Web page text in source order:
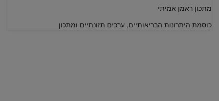
מתכון ראמן אמיתי
כוסמת היתרונות הבריאותיים, ערכים תזונתיים ומתכון